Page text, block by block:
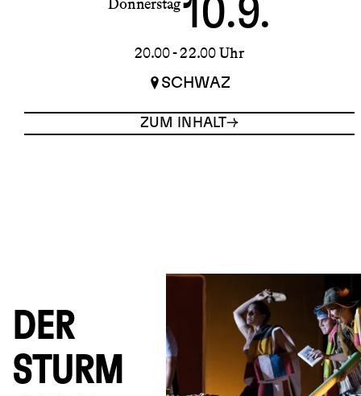
Donnerstag10.9.
20.00 - 22.00 Uhr
SCHWAZ
ZUM INHALT
DER
STURM